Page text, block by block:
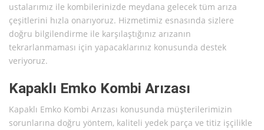
ustalarımız ile kombilerinizde meydana gelecek tüm arıza
çeşitlerini hızla onarıyoruz. Hizmetimiz esnasında sizlere
doğru bilgilendirme ile karşılaştığınız arızanın
tekrarlanmaması için yapacaklarınız konusunda destek
veriyoruz.
Kapaklı Emko Kombi Arızası
Kapaklı Emko Kombi Arızası konusunda müşterilerimizin
sorunlarına doğru yöntem, kaliteli yedek parça ve titiz işçilikle